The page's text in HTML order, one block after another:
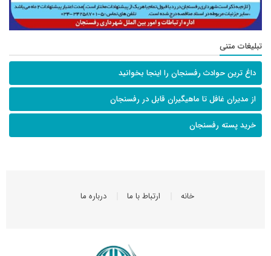
تبلیغات متنی
داغ ترین حوادث رفسنجان را اینجا بخوانید
از مدیران غافل تا ماهیگیران قابل در رفسنجان
خرید پسته رفسنجان
خانه ارتباط با ما درباره ما